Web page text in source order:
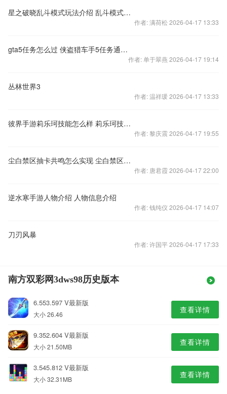
星之破晓乱斗模式玩法介绍 乱斗模式怎么玩
作者: 满荷松 2026-04-17 13:33
gta5任务怎么过 侠盗猎车手5任务通关攻略
作者: 单于翠燕 2026-04-17 19:14
丛林世界3
作者: 温祥瑗 2026-04-17 13:33
彼界手游莉乐珂技能怎么样 莉乐珂技能强度分析
作者: 黎庆震 2026-04-17 19:55
尘白禁区抽卡共鸣怎么实现 尘白禁区抽卡共鸣方法一览
作者: 唐君霞 2026-04-17 22:00
逆水寒手游人物介绍 人物信息介绍
作者: 钱纯仪 2026-04-17 14:07
刀刃风暴
作者: 许国平 2026-04-17 17:33
南方双彩网3dws98历史版本
6.553.597 V最新版
大小 26.46 查看详情
9.352.604 V最新版
大小 21.50MB 查看详情
3.545.812 V最新版
大小 32.31MB 查看详情